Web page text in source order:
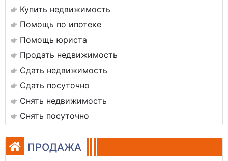
Купить недвижимость
Помощь по ипотеке
Помощь юриста
Продать недвижимость
Сдать недвижимость
Сдать посуточно
Снять недвижимость
Снять посуточно
ПРОДАЖА